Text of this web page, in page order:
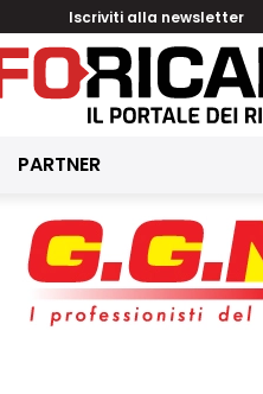
Iscriviti alla newsletter
PARTNER